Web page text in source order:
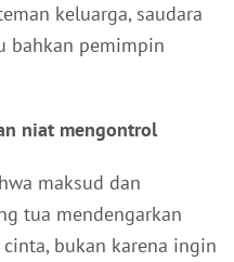
keluarga, saudara
bahkan pemimpin
niat mengontrol
maksud dan
tua mendengarkan
bukan karena ingin